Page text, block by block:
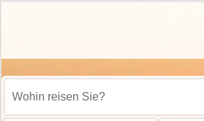
Wohin reisen Sie?